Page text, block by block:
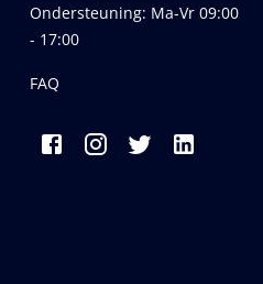
Ondersteuning: Ma-Vr 09:00
- 17:00
FAQ